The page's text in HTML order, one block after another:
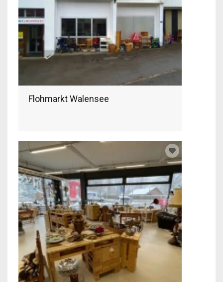
Flohmarkt Walensee